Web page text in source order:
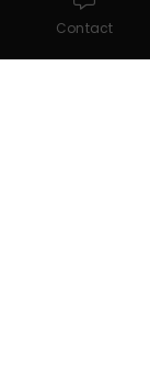
Contact